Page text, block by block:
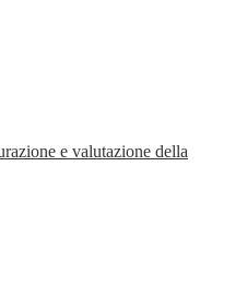
e valutazione della